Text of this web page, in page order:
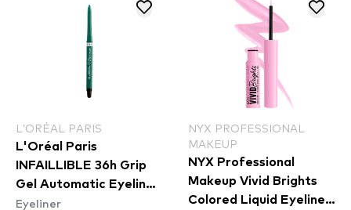
L’ORÉAL PARIS
L'Oréal Paris
INFAILLIBLE 36h Grip
Gel Automatic Eyeliner
- Emerald Green
Eyeliner
NYX PROFESSIONAL
MAKEUP
NYX Professional
Makeup Vivid Brights
Colored Liquid Eyeliner